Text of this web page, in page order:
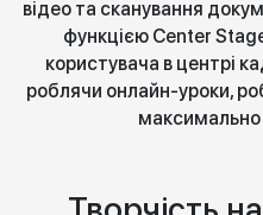
відео та сканування
функцією Center
користувача в центрі
роблячи онлайн-уроки,